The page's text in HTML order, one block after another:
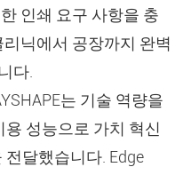
인쇄 요구 사항을 충
닉에서 공장까지 완벽
다.
는 기술 역량을
성능으로 가치 혁신
달했습니다. Edge